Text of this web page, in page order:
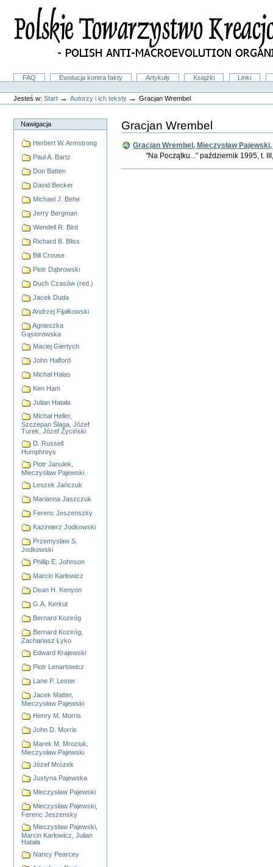
skróty
nawigacji
FAQ Ewolucja kontra fakty Artykuły Książki
Linki
Narzędzia
osobiste
Jesteś w: Start →Autorzy i ich teksty →Gracjan Wrembel
Nawigacja
Herbert W. Armstrong
Paul A. Bartz
Don Batten
David Becker
Michael J. Behe
Jerry Bergman
Wendell R. Bird
Richard B. Bliss
Bill Crouse
Piotr Dąbrowski
Duch Czasów (red.)
Jacek Duda
Andrzej Fijałkowski
Agnieszka
Gąsiorowska
Maciej Giertych
John Halford
Michał Hałas
Ken Ham
Julian Hatała
Michał Heller,
Szczepan Ślaga, Józef
Turek, Józef Życiński
D. Russell
Humphreys
Piotr Janulek,
Mieczysław Pajewski
Leszek Jańczuk
Marianna Jaszczuk
Ferenc Jeszenszky
Kazimierz Jodkowski
Przemysław S.
Jodkowski
Phillip E. Johnson
Marcin Karłowicz
Dean H. Kenyon
G.A. Kerkut
Bernard Koziróg
Bernard Koziróg,
Zachariasz Łyko
Edward Krajewski
Piotr Lenartowicz
Lane P. Lester
Jacek Matter,
Mieczysław Pajewski
Henry M. Morris
John D. Morris
Marek M. Mroziuk,
Mieczysław Pajewski
Józef Mrózek
Justyna Pajewska
Mieczysław Pajewski
Mieczysław Pajewski,
Ferenc Jeszensky
Mieczysław Pajewski,
Marcin Karłowicz, Julian
Hatała
Nancy Pearcey
Gracjan Wrembel
Gracjan Wrembel, Mieczysław
"Na Początku..." październik 1995, t.